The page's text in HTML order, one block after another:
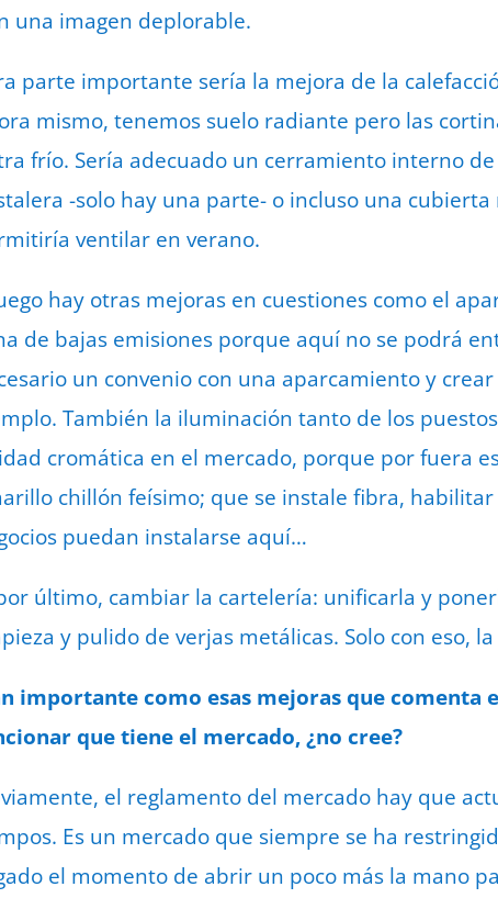
una imagen deplorable.
parte importante sería la mejora de la
mismo, tenemos suelo radiante pero las
frío. Sería adecuado un cerramiento interno
-solo hay una parte- o incluso una
ventilar en verano.
hay otras mejoras en cuestiones como el
de bajas emisiones porque aquí no se podrá
un convenio con una aparcamiento y
También la iluminación tanto de los
cromática en el mercado, porque por fuera
chillón feísimo; que se instale fibra,
puedan instalarse aquí…
último, cambiar la cartelería: unificarla y
y pulido de verjas metálicas. Solo con eso,
importante como esas mejoras que comenta
que tiene el mercado, ¿no cree?
el reglamento del mercado hay que
Es un mercado que siempre se ha
el momento de abrir un poco más la mano